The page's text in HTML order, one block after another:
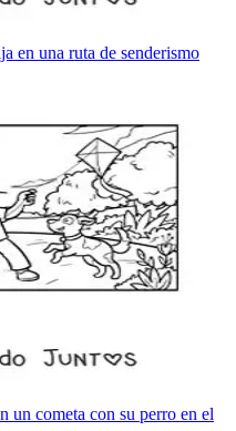
en una ruta de senderismo
un cometa con su perro en el